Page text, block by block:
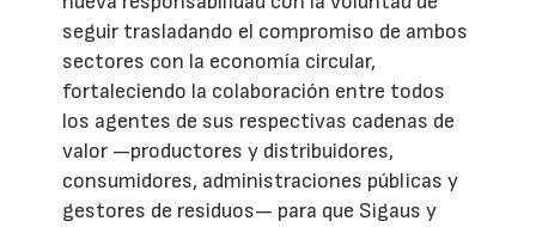
seguir trasladando el compromiso de ambos
sectores con la economía circular,
fortaleciendo la colaboración entre todos
los agentes de sus respectivas cadenas de
valor —productores y distribuidores,
consumidores, administraciones públicas y
gestores de residuos— para que Sigaus y